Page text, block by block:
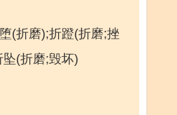
(折磨);折蹬(折磨;挫
(折磨;毁坏)